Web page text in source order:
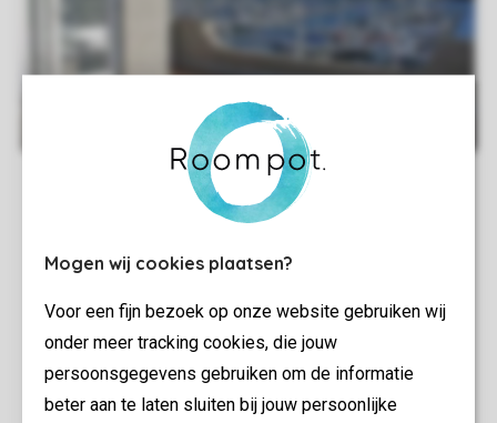
Mogen wij cookies plaatsen?
Voor een fijn bezoek op onze website gebruiken wij
onder meer tracking cookies, die jouw
persoonsgegevens gebruiken om de informatie
beter aan te laten sluiten bij jouw persoonlijke